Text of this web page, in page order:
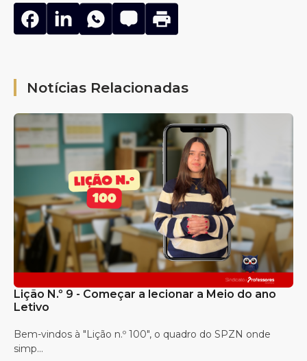
Notícias Relacionadas
Lição N.º 9 - Começar a lecionar a Meio do ano
Letivo
Bem-vindos à "Lição n.º 100", o quadro do SPZN onde
simp...